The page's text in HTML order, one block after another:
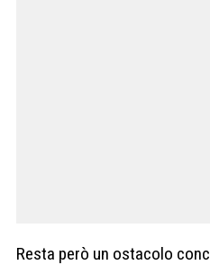
Resta però un ostacolo